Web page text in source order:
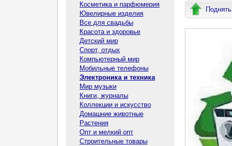
Косметика и парфюмерия
Ювелирные изделия
Все для свадьбы
Красота и здоровье
Детский мир
Спорт, отдых
Компьютерный мир
Мобильные телефоны
Электроника и техника
Мир музыки
Книги, журналы
Коллекции и искусство
Домашние животные
Растения
Опт и мелкий опт
Строительные товары
Поднять